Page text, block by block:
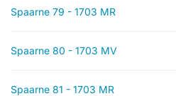
Spaarne 79 - 1703 MR
Spaarne 80 - 1703 MV
Spaarne 81 - 1703 MR